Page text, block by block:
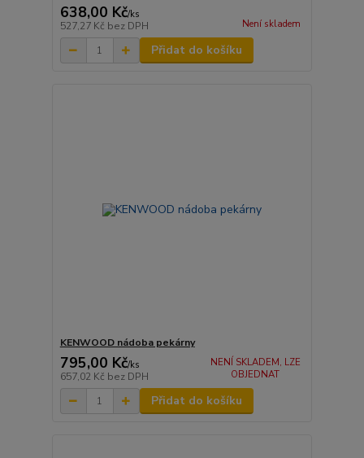
638,00 Kč/ks
527,27 Kč bez DPH Není skladem
Přidat do košíku
KENWOOD nádoba pekárny
795,00 Kč/ks
657,02 Kč bez DPH
NENÍ SKLADEM, LZE
OBJEDNAT
Přidat do košíku